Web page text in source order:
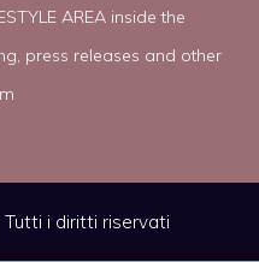
AREA inside the
press releases and other
i diritti riservati